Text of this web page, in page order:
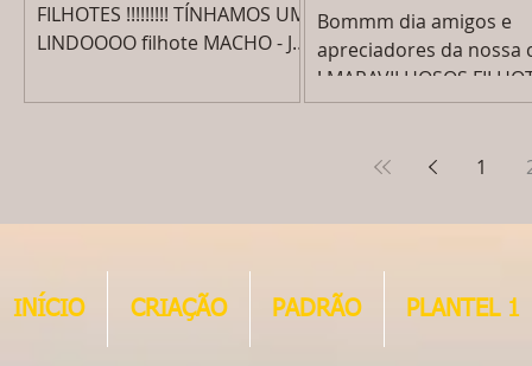
FILHOTES !!!!!!!!! TÍNHAMOS UM
LINDOOOO filhote MACHO - JÁ
MAGNÍFICA NINHADA (“BEN”
Bommm dia amigos e
apreciadores da nossa
! MARAVILHOSOS
TODOS JÁ VENDIDOS E
x "CHARLOTTE"...
1
INÍCIO CRIAÇÃO PADRÃO PLANTEL 1